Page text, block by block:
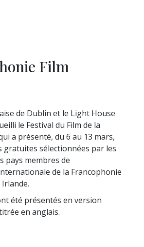
Film
de Dublin et le Light House
le Festival du Film de la
a présenté, du 6 au 13 mars,
gratuites sélectionnées par les
pays membres de
de la Francophonie
été présentés en version
en anglais.